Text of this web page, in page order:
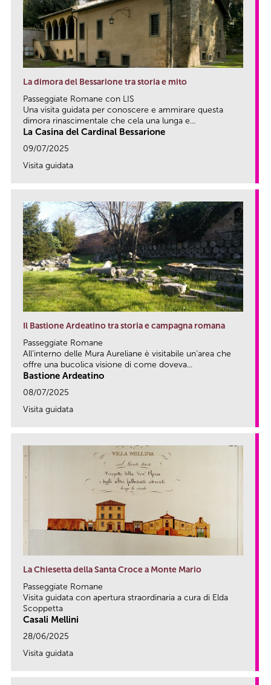
La dimora del Bessarione tra storia e mito
Passeggiate Romane con LIS
Una visita guidata per conoscere e ammirare questa
dimora rinascimentale che cela una lunga e...
La Casina del Cardinal Bessarione
09/07/2025
Visita guidata
Il Bastione Ardeatino tra storia e campagna romana
Passeggiate Romane
All’interno delle Mura Aureliane è visitabile un’area che
offre una bucolica visione di come doveva...
Bastione Ardeatino
08/07/2025
Visita guidata
La Chiesetta della Santa Croce a Monte Mario
Passeggiate Romane
Visita guidata con apertura straordinaria a cura di Elda
Scoppetta
Casali Mellini
28/06/2025
Visita guidata